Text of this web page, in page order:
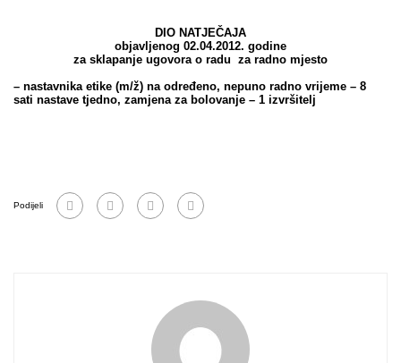
DIO NATJEČAJA
objavljenog 02.04.2012. godine
za sklapanje ugovora o radu za radno mjesto
– nastavnika etike (m/ž) na određeno, nepuno radno vrijeme – 8
sati nastave tjedno, zamjena za bolovanje – 1 izvršitelj
Podijeli